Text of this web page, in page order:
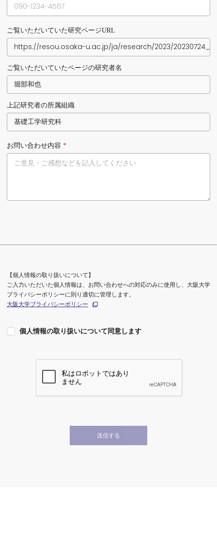
ご覧いただいていた研究ページURL
ご覧いただいていたページの研究者名
上記研究者の所属組織
お問い合わせ内容 *
【個人情報の取り扱いについて】
ご入力いただいた個人情報は、お問い合わせへの対応のみに使用し、大阪大学
プライバシーポリシーに則り適切に管理します。
大阪大学プライバシーポリシー
個人情報の取り扱いについて同意します
送信する